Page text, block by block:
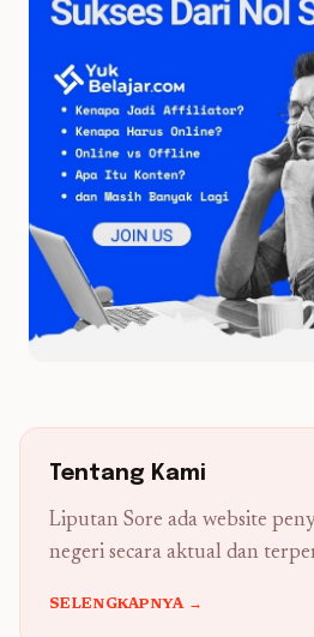
Tentang Kami
Liputan Sore ada website
negeri secara aktual dan
SELENGKAPNYA →